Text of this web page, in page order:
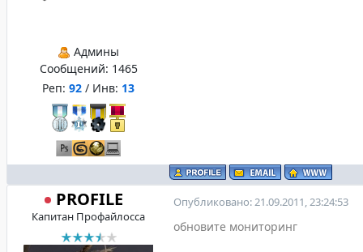
Админы
Сообщений: 1465
Реп: 92 / Инв: 13
PROFILE
Капитан Профайлосса
Опубликовано: 21.09.2011, 23:24:53
обновите мониторинг